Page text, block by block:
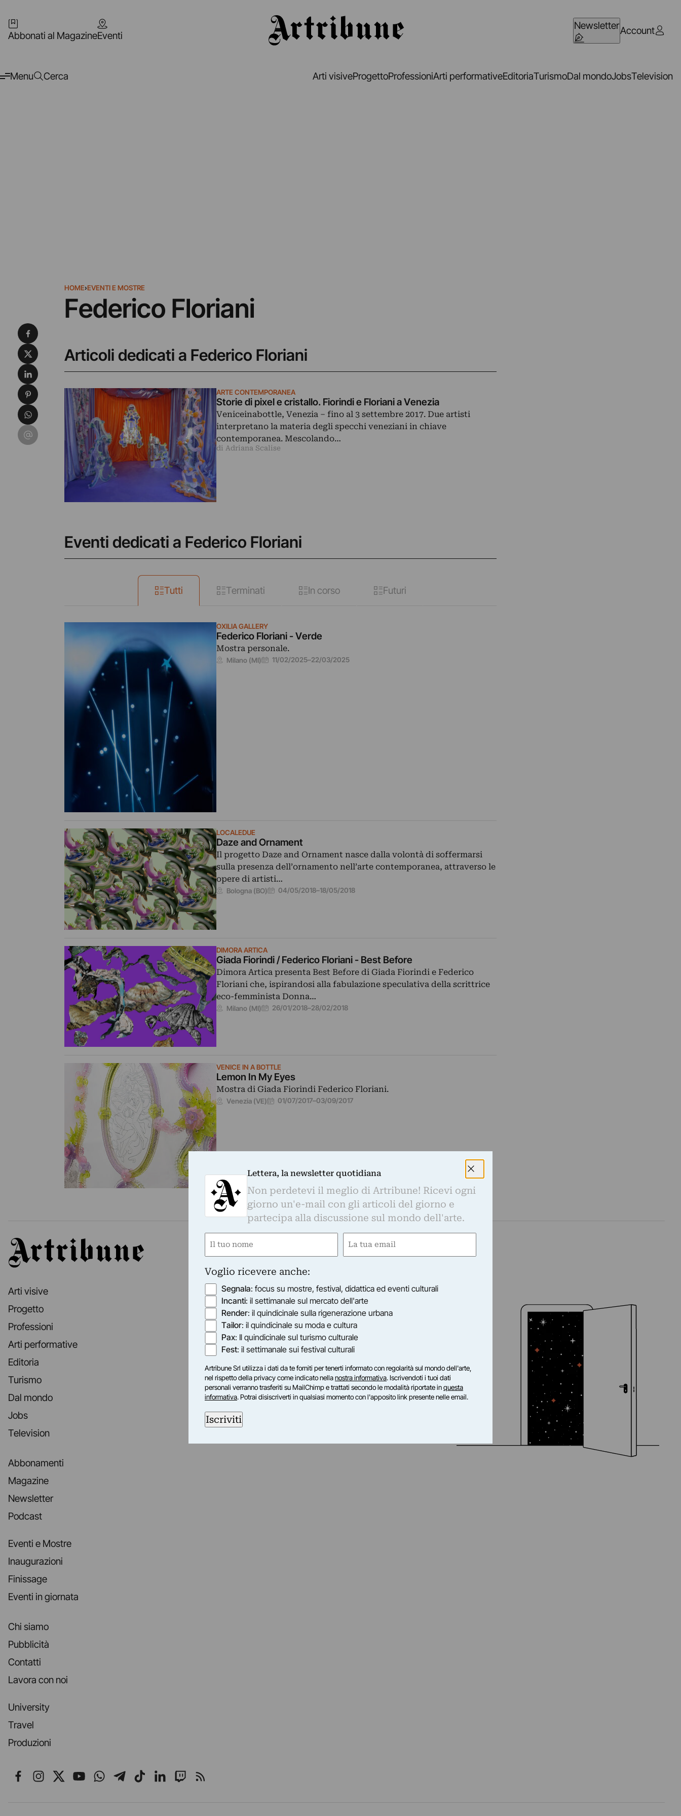
Abbonati al MagazineEventi
NewsletterAccount
Menu Cerca Arti visiveProgettoProfessioniArti performativeEditoriaTurismoDal mondoJobsTelevision
HOME›EVENTI E MOSTRE
Federico Floriani
Articoli dedicati a Federico Floriani
ARTE CONTEMPORANEA
Storie di pixel e cristallo. Fiorindi e Floriani a Venezia
Veniceinabottle, Venezia ‒ fino al 3 settembre 2017. Due artisti
interpretano la materia degli specchi veneziani in chiave
contemporanea. Mescolando…
di Adriana Scalise
Eventi dedicati a Federico Floriani
Tutti Terminati In corso Futuri
OXILIA GALLERY
Federico Floriani - Verde
Mostra personale.
Milano (MI) 11/02/2025–22/03/2025
LOCALEDUE
Daze and Ornament
Il progetto Daze and Ornament nasce dalla volontà di soffermarsi
sulla presenza dell’ornamento nell’arte contemporanea, attraverso le
opere di artisti…
Bologna (BO) 04/05/2018–18/05/2018
DIMORA ARTICA
Giada Fiorindi / Federico Floriani - Best Before
Dimora Artica presenta Best Before di Giada Fiorindi e Federico
Floriani che, ispirandosi alla fabulazione speculativa della scrittrice
eco-femminista Donna…
Milano (MI) 26/01/2018–28/02/2018
VENICE IN A BOTTLE
Lemon In My Eyes
Mostra di Giada Fiorindi Federico Floriani.
Venezia (VE) 01/07/2017–03/09/2017
Condividi su Facebook
Condividi su X
Condividi su LinkedIn
Condividi su Pinterest
Condividi su WhatsApp
Condividi su Email
Artribune
Arti visive
Progetto
Professioni
Arti performative
Editoria
Turismo
Dal mondo
Jobs
Television
Abbonamenti
Magazine
Newsletter
Podcast
Eventi e Mostre
Inaugurazioni
Finissage
Eventi in giornata
Chi siamo
Pubblicità
Contatti
Lavora con noi
University
Travel
Produzioni
Seguici su Facebook
Seguici su Instagram
Seguici su X
Seguici su YouTube
Seguici su WhatsApp
Seguici su Telegram
Seguici su TikTok
Seguici su LinkedIn
Seguici su Twitch
Seguici su Rss
Lettera, la newsletter quotidiana
Non perdetevi il meglio di Artribune! Ricevi ogni
giorno un'e-mail con gli articoli del giorno e
partecipa alla discussione sul mondo dell'arte.
Nome
Email
Voglio ricevere anche:
Segnala: focus su mostre, festival, didattica ed eventi culturali
Incanti: il settimanale sul mercato dell'arte
Render: il quindicinale sulla rigenerazione urbana
Tailor: il quindicinale su moda e cultura
Pax: Il quindicinale sul turismo culturale
Fest: il settimanale sui festival culturali
Artribune Srl utilizza i dati da te forniti per tenerti informato con regolarità sul mondo dell'arte,
nel rispetto della privacy come indicato nellanostra informativa. Iscrivendoti i tuoi dati
personali verranno trasferiti su MailChimp e trattati secondo le modalità riportate inquesta
informativa. Potrai disiscriverti in qualsiasi momento con l'apposito link presente nelle email.
Iscriviti